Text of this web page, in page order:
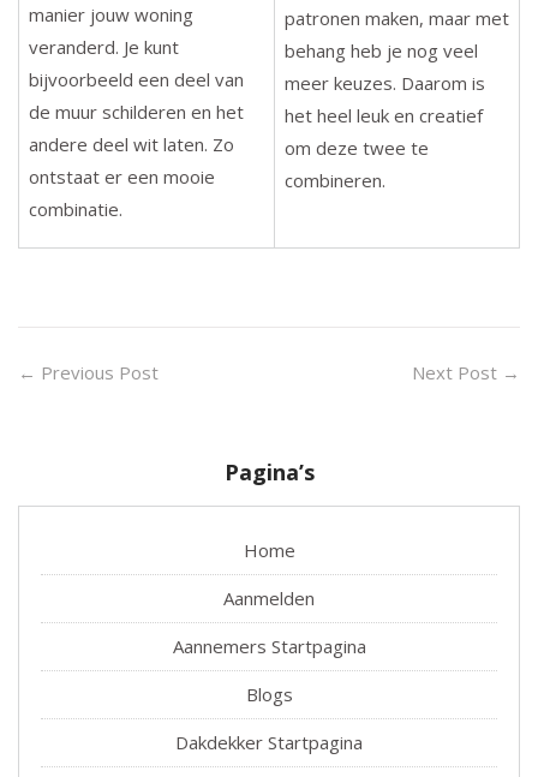
manier jouw woning
veranderd. Je kunt
bijvoorbeeld een deel van
de muur schilderen en het
andere deel wit laten. Zo
ontstaat er een mooie
combinatie.
patronen maken, maar met
behang heb je nog veel
meer keuzes. Daarom is
het heel leuk en creatief
om deze twee te
combineren.
← Previous Post Next Post →
Pagina’s
Home
Aanmelden
Aannemers Startpagina
Blogs
Dakdekker Startpagina